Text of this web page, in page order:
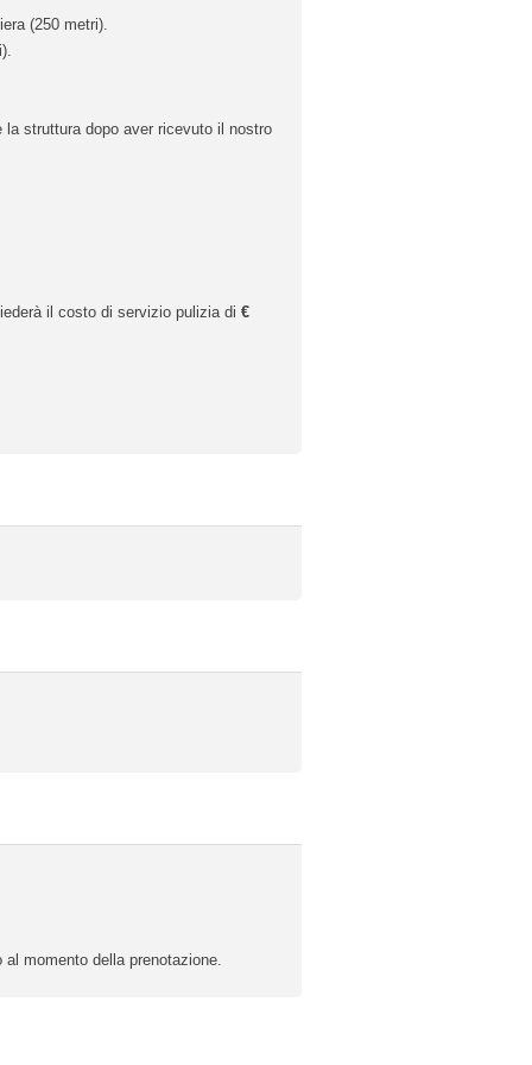
(250 metri).
struttura dopo aver ricevuto il nostro
il costo di servizio pulizia di €
momento della prenotazione.